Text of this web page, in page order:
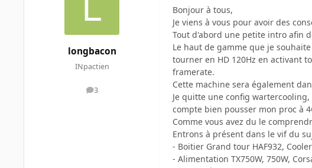
longbacon
INpactien
3
messages
Bonjour à tous,
Je viens à vous pour avoir des
Tout d'abord une petite intro afin
Le haut de gamme que je
tourner en HD 120Hz en activant
framerate.
Cette machine sera également
Je quitte une config
compte bien pousser mon proc à
Comme vous avez du le
Entrons à présent dans le vif du
- Boitier Grand tour HAF932,
- Alimentation TX750W, 750W,